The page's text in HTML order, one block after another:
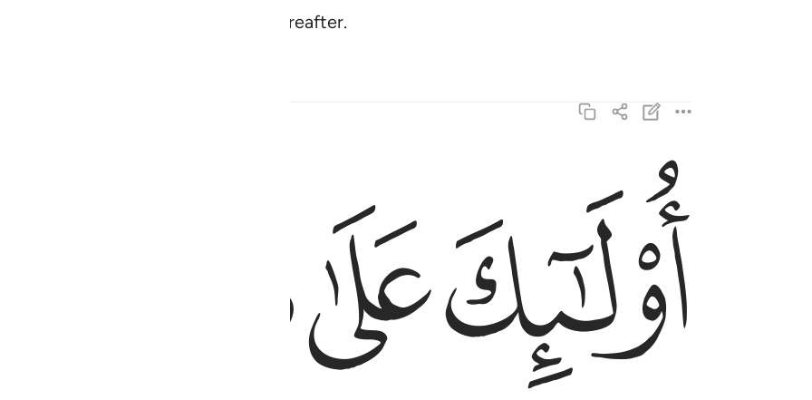
tax, and have sure faith in the Hereafter.
اولايك على هدى من ربهم واولايك هم المفلحون ٥
أُو۟لَـٰٓئِكَ عَلَىٰ هُدًۭى مِّن رَّبِّهِمْ ۖ وَأُو۟لَـٰٓئِكَ هُمُ ٱلْمُفْلِحُونَ ٥
ﱖﱗﱘ